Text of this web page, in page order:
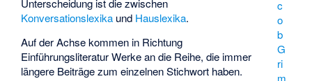
c
o
b
G
ri
m
Unterscheidung ist die zwischen
Konversationslexika und Hauslexika.
Auf der Achse kommen in Richtung
Einführungsliteratur Werke an die Reihe, die immer
längere Beiträge zum einzelnen Stichwort haben.